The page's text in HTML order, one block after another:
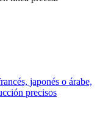
japonés o árabe,
precisos